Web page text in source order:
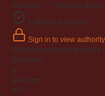
Available — Premium
Authority snapshot
Sign in to view
Established backlink profile
Backlinks
0
Ref Dom
472